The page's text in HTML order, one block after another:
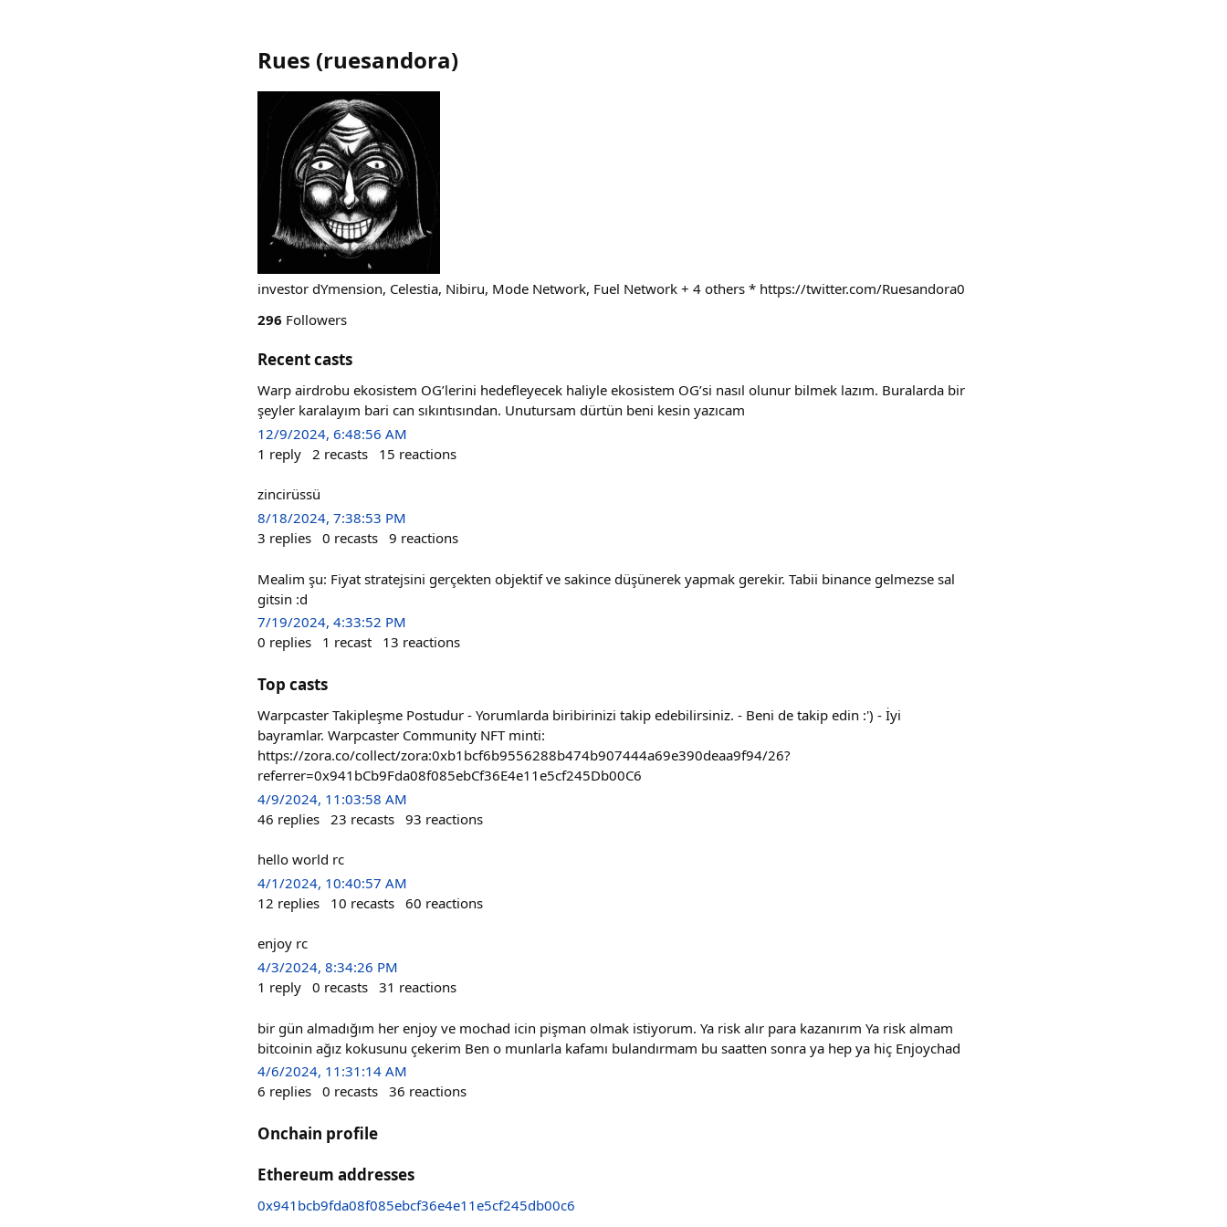
Rues (ruesandora)
investor dYmension, Celestia, Nibiru, Mode Network, Fuel Network + 4 others * https://twitter.com/Ruesandora0
296 Followers
Recent casts
Warp airdrobu ekosistem OG’lerini hedefleyecek haliyle ekosistem OG’si nasıl olunur bilmek lazım. Buralarda bir
şeyler karalayım bari can sıkıntısından. Unutursam dürtün beni kesin yazıcam
12/9/2024, 6:48:56 AM
1 reply 2 recasts 15 reactions
zincirüssü
8/18/2024, 7:38:53 PM
3 replies 0 recasts 9 reactions
Mealim şu: Fiyat stratejsini gerçekten objektif ve sakince düşünerek yapmak gerekir. Tabii binance gelmezse sal
gitsin :d
7/19/2024, 4:33:52 PM
0 replies 1 recast 13 reactions
Top casts
Warpcaster Takipleşme Postudur - Yorumlarda biribirinizi takip edebilirsiniz. - Beni de takip edin :') - İyi
bayramlar. Warpcaster Community NFT minti:
https://zora.co/collect/zora:0xb1bcf6b9556288b474b907444a69e390deaa9f94/26?
referrer=0x941bCb9Fda08f085ebCf36E4e11e5cf245Db00C6
4/9/2024, 11:03:58 AM
46 replies 23 recasts 93 reactions
hello world rc
4/1/2024, 10:40:57 AM
12 replies 10 recasts 60 reactions
enjoy rc
4/3/2024, 8:34:26 PM
1 reply 0 recasts 31 reactions
bir gün almadığım her enjoy ve mochad icin pişman olmak istiyorum. Ya risk alır para kazanırım Ya risk almam
bitcoinin ağız kokusunu çekerim Ben o munlarla kafamı bulandırmam bu saatten sonra ya hep ya hiç Enjoychad
4/6/2024, 11:31:14 AM
6 replies 0 recasts 36 reactions
Onchain profile
Ethereum addresses
0x941bcb9fda08f085ebcf36e4e11e5cf245db00c6